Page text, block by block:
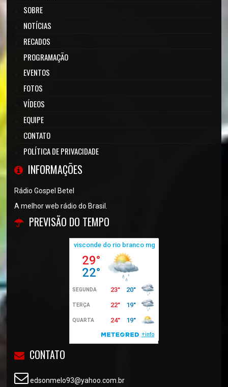
SOBRE
NOTÍCIAS
RECADOS
PROGRAMAÇÃO
EVENTOS
FOTOS
VÍDEOS
EQUIPE
CONTATO
POLÍTICA DE PRIVACIDADE
INFORMAÇÕES
Rádio Gospel Betel
A melhor web rádio do Brasil.
PREVISÃO DO TEMPO
CONTATO
edsonmelo93@yahoo.com.br